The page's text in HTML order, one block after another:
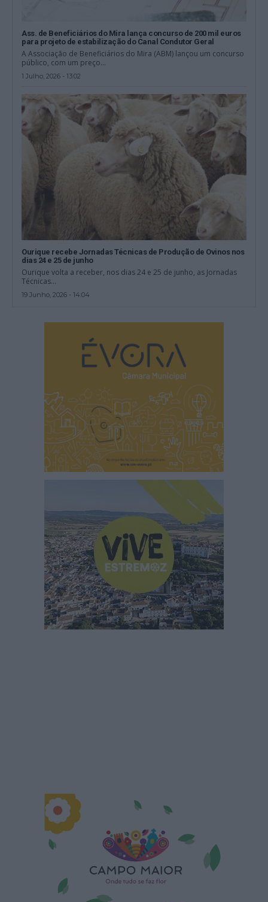
Ass. de Beneficiários do Mira lança concurso de 200 mil euros
para projeto de estabilização do Canal Condutor Geral
A Associação de Beneficiários do Mira (ABM) lançou um concurso
público, com um preço...
1 Julho, 2026 - 13:02
Ourique recebe Jornadas Técnicas de Produção de Ovinos nos
dias 24 e 25 de junho
Ourique volta a receber, nos dias 24 e 25 de junho, as Jornadas
Técnicas...
19 Junho, 2026 - 14:04